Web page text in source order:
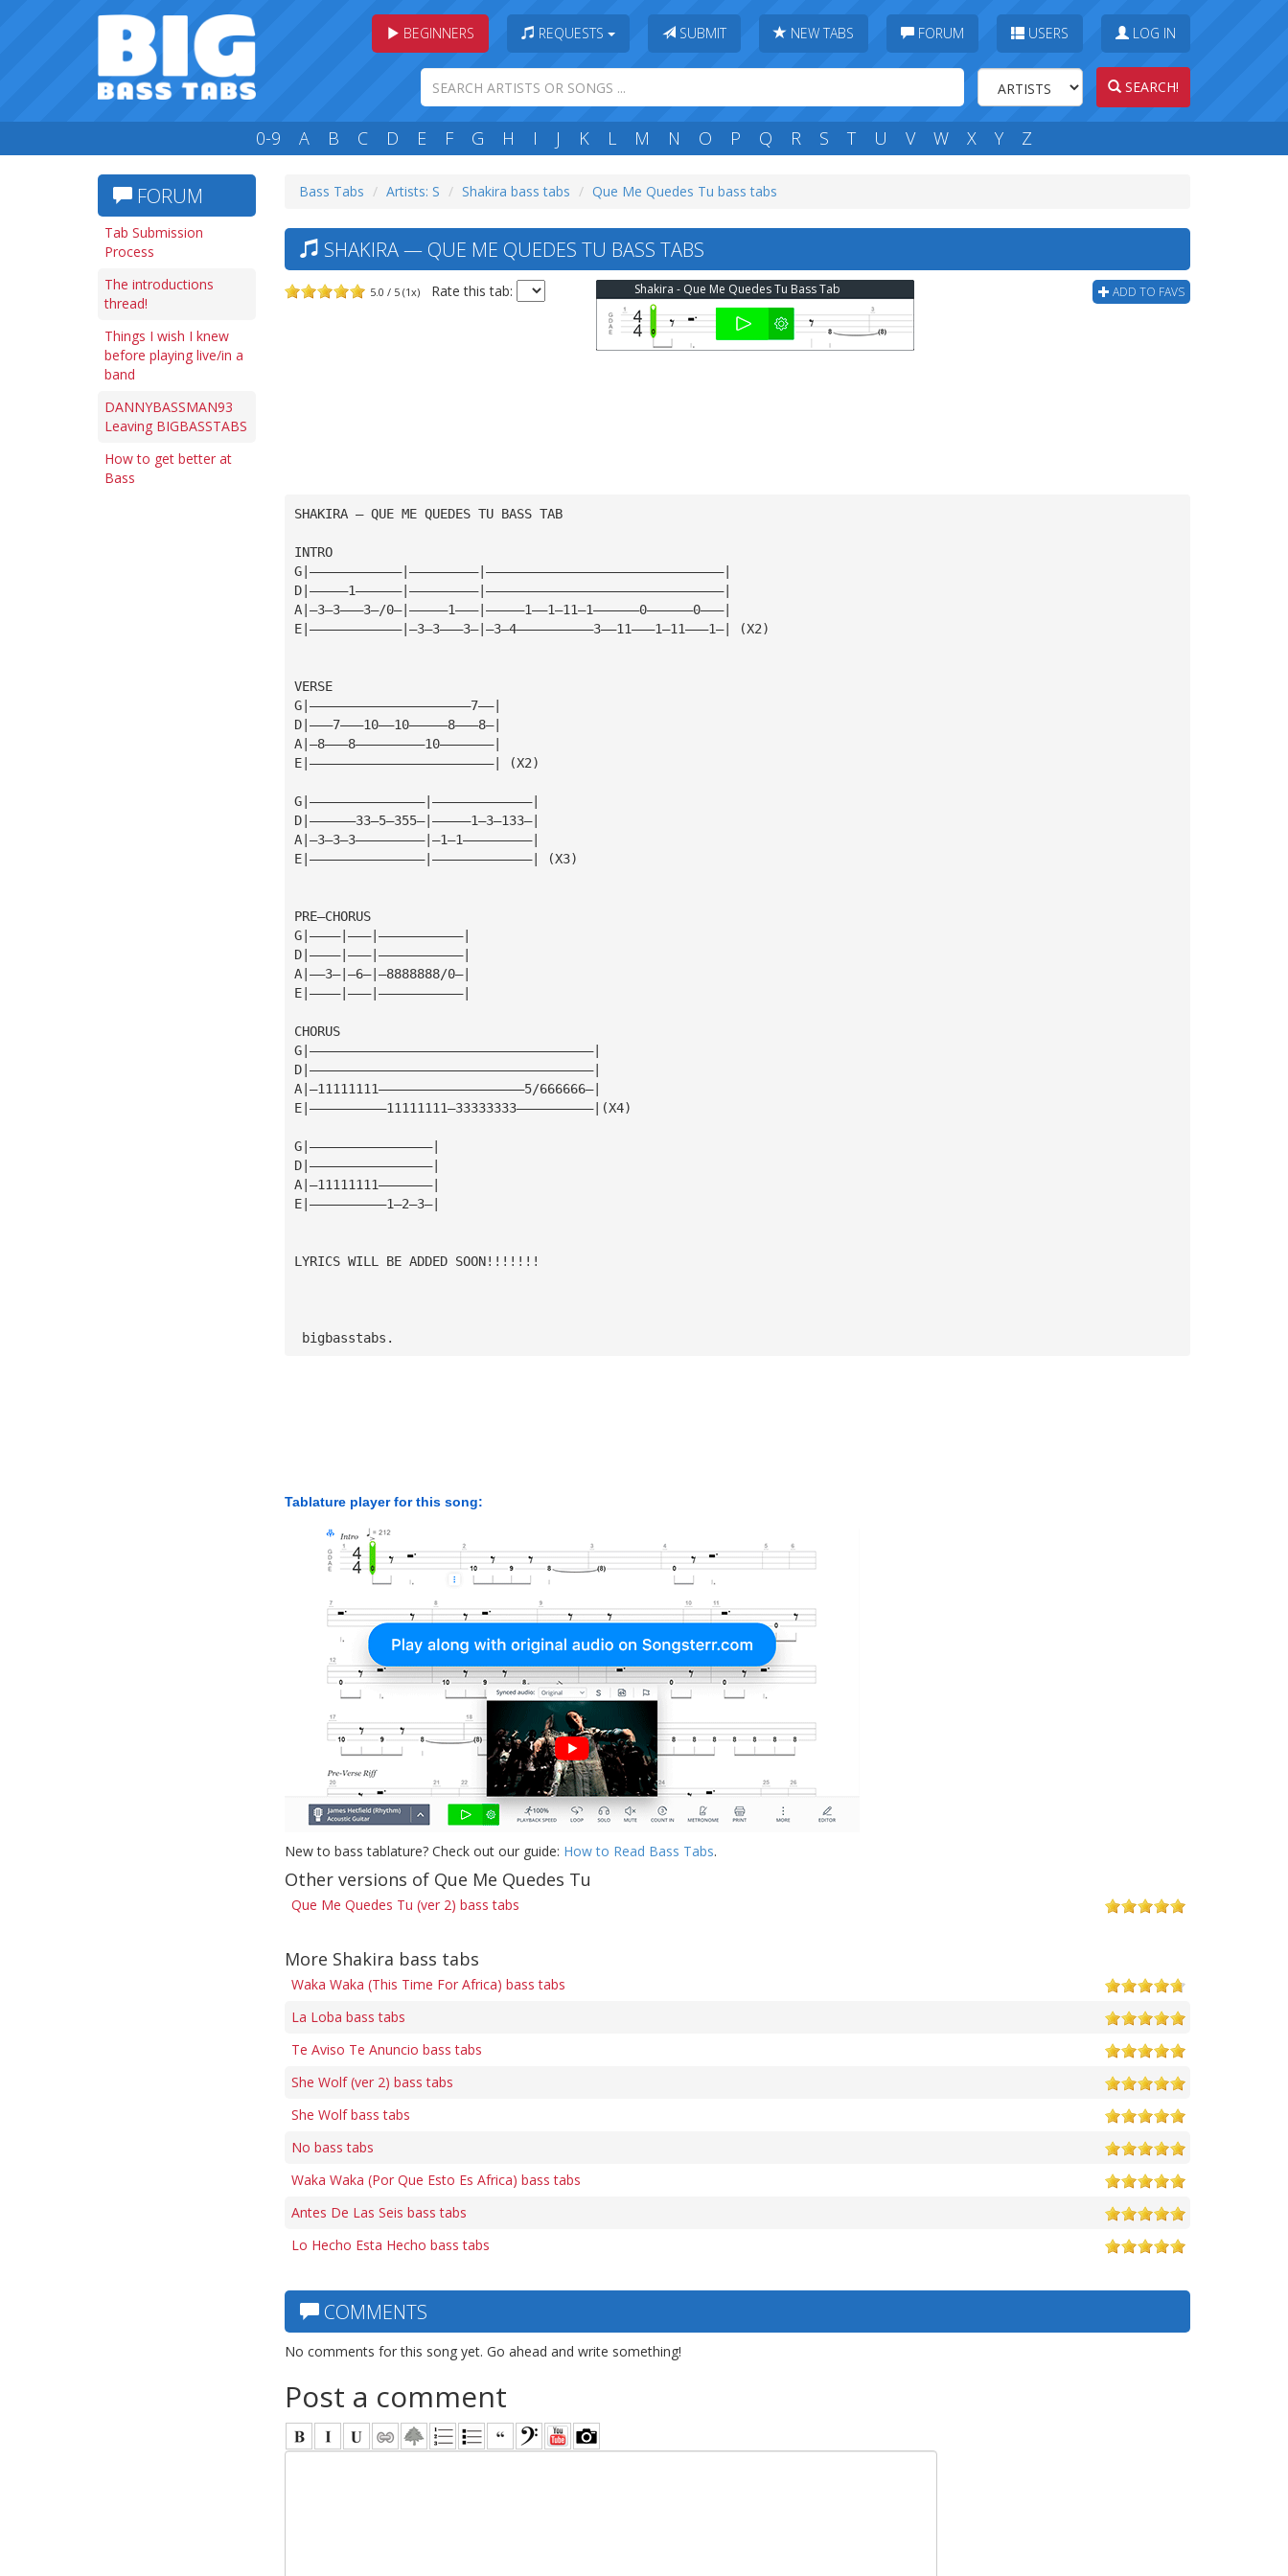
BEGINNERS REQUESTS SUBMIT NEW TABS FORUM USERS LOG IN
SEARCH!
0-9 A B C D E F G H I J K L M N O P Q R S T U V W X Y Z
FORUM
Tab Submission
Process
The introductions
thread!
Things I wish I knew
before playing live/in a
band
DANNYBASSMAN93
Leaving BIGBASSTABS
How to get better at
Bass
Bass Tabs Artists: S Shakira bass tabs Que Me Quedes Tu bass tabs
SHAKIRA — QUE ME QUEDES TU BASS TABS
5.0 / 5 (1x) Rate this tab: ADD TO FAVS
Shakira - Que Me Quedes Tu Bass Tab
SHAKIRA — QUE ME QUEDES TU BASS TAB
INTRO
G|————————————|—————————|———————————————————————————————|
D|—————1——————|—————————|———————————————————————————————|
A|—3—3———3—/0—|—————1———|—————1——1—11—1——————0——————0———|
E|————————————|—3—3———3—|—3—4——————————3——11———1—11———1—| (X2)
VERSE
G|—————————————————————7——|
D|———7———10——10—————8———8—|
A|—8———8—————————10———————|
E|————————————————————————| (X2)
G|———————————————|—————————————|
D|——————33—5—355—|—————1—3—133—|
A|—3—3—3—————————|—1—1—————————|
E|———————————————|—————————————| (X3)
PRE—CHORUS
G|————|———|———————————|
D|————|———|———————————|
A|——3—|—6—|—8888888/0—|
E|————|———|———————————|
CHORUS
G|—————————————————————————————————————|
D|—————————————————————————————————————|
A|—11111111———————————————————5/666666—|
E|——————————11111111—33333333——————————|(X4)
G|————————————————|
D|————————————————|
A|—11111111———————|
E|——————————1—2—3—|
LYRICS WILL BE ADDED SOON!!!!!!!
bigbasstabs.
Tablature player for this song:
New to bass tablature? Check out our guide: How to Read Bass Tabs.
Other versions of Que Me Quedes Tu
Que Me Quedes Tu (ver 2) bass tabs
More Shakira bass tabs
Waka Waka (This Time For Africa) bass tabs
La Loba bass tabs
Te Aviso Te Anuncio bass tabs
She Wolf (ver 2) bass tabs
She Wolf bass tabs
No bass tabs
Waka Waka (Por Que Esto Es Africa) bass tabs
Antes De Las Seis bass tabs
Lo Hecho Esta Hecho bass tabs
COMMENTS
No comments for this song yet. Go ahead and write something!
Post a comment